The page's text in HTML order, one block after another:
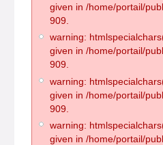
given in /home/portail/
909.
warning:
given in /home/portail/
909.
warning:
given in /home/portail/
909.
warning:
given in /home/portail/